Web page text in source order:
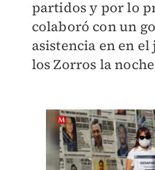
partidos y por lo
colaboró con un
asistencia en en
los Zorros la